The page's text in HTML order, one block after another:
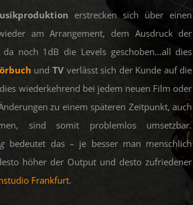
erstrecken sich über einen
am Arrangement, dem Ausdruck der
noch 1dB die Levels geschoben…all dies
undTV verlässt sich der Kunde auf die
wiederkehrend bei jedem neuen Film oder
zu einem späteren Zeitpunkt, auch
sind somit problemlos umsetzbar.
bedeutet das – je besser man menschlich
höher der Output und desto zufriedener
Frankfurt.